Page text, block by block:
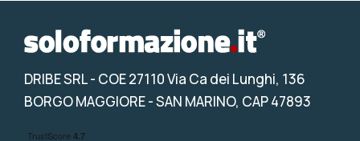
DRIBE SRL- COE 27110 Via Ca dei Lunghi, 136
BORGO MAGGIORE - SAN MARINO, CAP 47893